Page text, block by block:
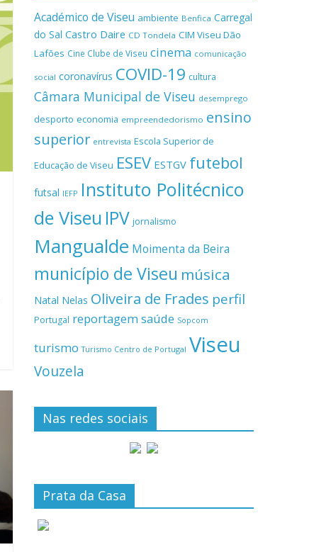
Académico de Viseu ambiente Benfica Carregal
do Sal Castro Daire CD Tondela CIM Viseu Dão
Lafões Cine Clube de Viseu cinema comunicação
social coronavírus COVID-19 cultura
Câmara Municipal de Viseu desemprego
desporto economia empreendedorismo ensino
superior entrevista Escola Superior de
Educação de Viseu ESEV ESTGV futebol
futsal IEFP Instituto Politécnico
de Viseu IPV jornalismo
Mangualde Moimenta da Beira
município de Viseu música
Natal Nelas Oliveira de Frades perfil
Portugal reportagemsaúde Sopcom
turismo Turismo Centro de Portugal Viseu
Vouzela
Nas redes sociais
Prata da Casa